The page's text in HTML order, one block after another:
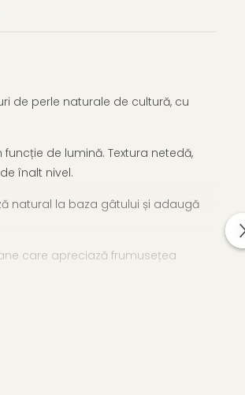
de perle naturale de cultură, cu
de lumină. Textura netedă,
înalt nivel.
natural la baza gâtului și adaugă
care apreciază frumusețea